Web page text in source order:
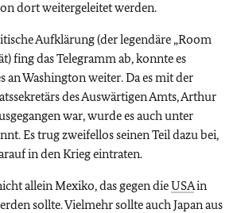
dort weitergeleitet werden.
Aufklärung (der legendäre „Room
fing das Telegramm ab, konnte es
an Washington weiter. Da es mit der
des Auswärtigen Amts, Arthur
war, wurde es auch unter
Es trug zweifellos seinen Teil dazu bei,
in den Krieg eintraten.
allein Mexiko, das gegen dieUSAin
sollte. Vielmehr sollte auch Japan aus